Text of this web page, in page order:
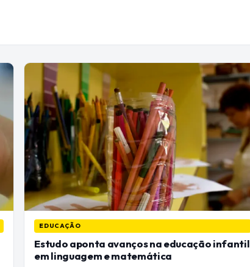
EDUCAÇÃO
Estudo aponta avanços na educação infantil
em linguagem e matemática